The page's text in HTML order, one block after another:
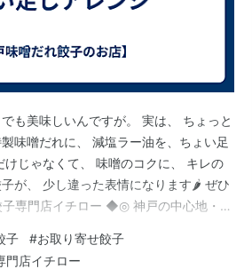
も美味しいんですが。 実は、 ちょっと
味噌だれに、 減塩ラー油を、ちょい足
じゃなくて、 味噌のコクに、 キレの
が、 少し違った表情になります🌶️ ぜひ
専門店イチロー ◆◎ 神戸の中心地・三
ます。お取り寄せ餃子は、楽天市場や
子 #お取り寄せ餃子
門店イチロー